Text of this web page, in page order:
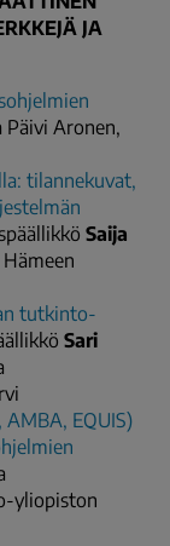
JA
Päivi Aronen,
tilannekuvat,
Saija
Hämeen
tutkinto-
Sari
EQUIS)
yliopiston